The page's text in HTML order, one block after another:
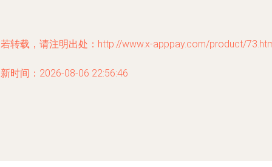
转载，请注明出处：http://www.x-apppay.com/product/
时间：2026-08-06 22:56:46